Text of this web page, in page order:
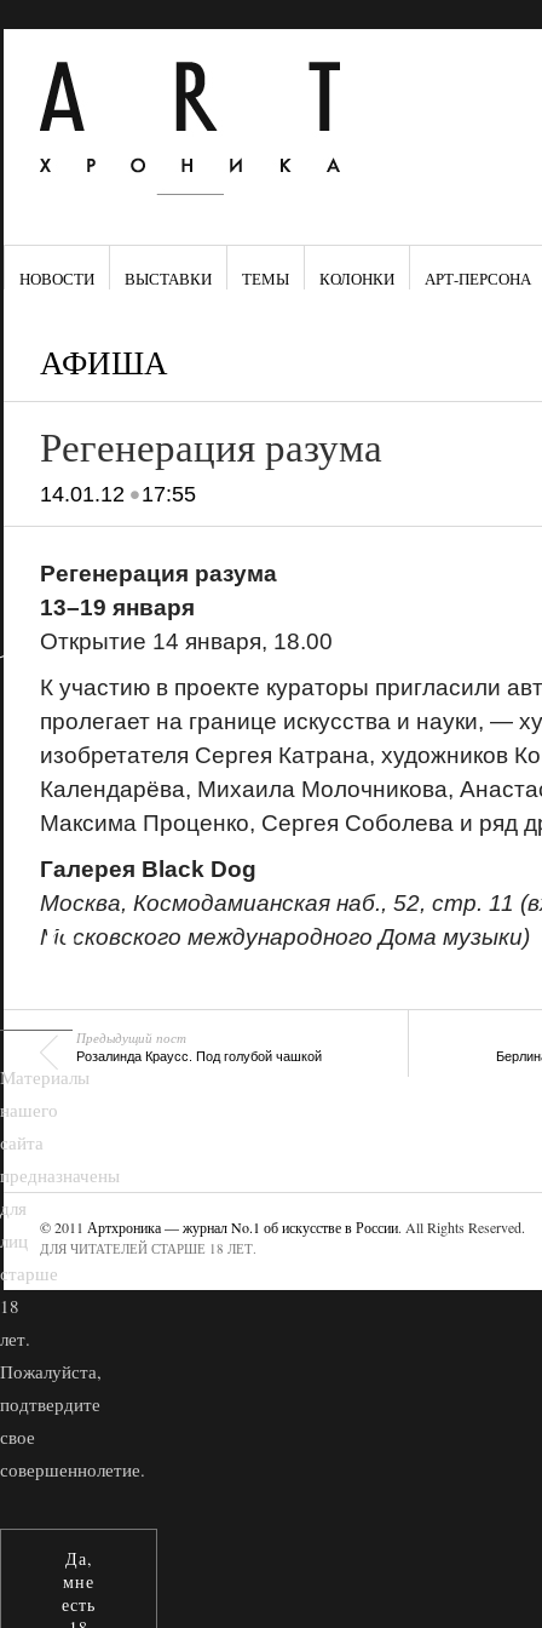
НОВОСТИ ВЫСТАВКИ ТЕМЫ КОЛОНКИ АРТ-ПЕРСОНА
АФИША
Регенерация разума
14.01.12•17:55
Регенерация разума
13–19 января
Открытие 14 января, 18.00
К участию в проекте кураторы пригласили
пролегает на границе искусства и науки, —
изобретателя Сергея Катрана, художников
Календарёва, Михаила Молочникова,
Максима Проценко, Сергея Соболева и ряд
Галерея Black Dog
Москва, Космодамианская наб., 52, стр. 11
Московского международного Дома музыки)
Предыдущий пост
Розалинда Краусс. Под голубой чашкой
© 2011 Артхроника — журнал No.1 об искусстве в России. All Rights Reserved.
ДЛЯ ЧИТАТЕЛЕЙ СТАРШЕ 18 ЛЕТ.
18+
Материалы
нашего
сайта
предназначены
для
лиц
старше
18
лет.
Пожалуйста,
подтвердите
свое
совершеннолетие.
Да,
мне
есть